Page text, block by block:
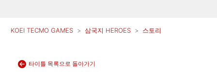
KOEI TECMO GAMES 삼국지 HEROES 스토리
타이틀 목록으로 돌아가기